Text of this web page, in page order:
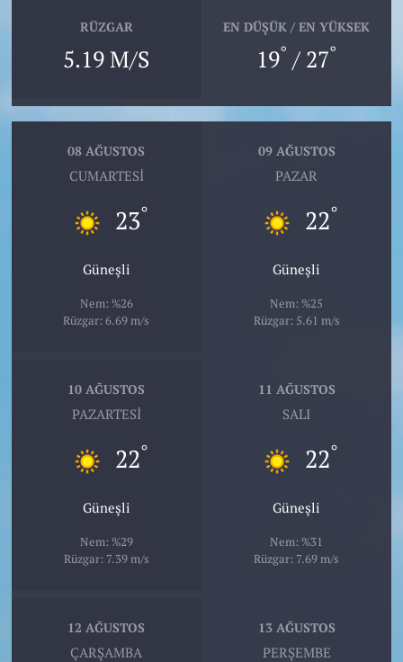
RÜZGAR
5.19 M/S
EN DÜŞÜK / EN YÜKSEK
19° / 27°
08 AĞUSTOS
CUMARTESI
23°
Güneşli
Nem: %26
Rüzgar: 6.69 m/s
09 AĞUSTOS
PAZAR
22°
Güneşli
Nem: %25
Rüzgar: 5.61 m/s
10 AĞUSTOS
PAZARTESI
22°
Güneşli
Nem: %29
Rüzgar: 7.39 m/s
11 AĞUSTOS
SALI
22°
Güneşli
Nem: %31
Rüzgar: 7.69 m/s
12 AĞUSTOS
ÇARŞAMBA
13 AĞUSTOS
PERŞEMBE